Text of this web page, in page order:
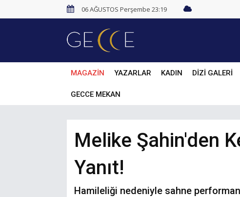
06 AĞUSTOS Perşembe 23:19
MAGAZİN YAZARLAR KADIN DİZİ GALERİ
GECCE MEKAN
Melike Şahin'den
Yanıt!
Hamileliği nedeniyle sahne